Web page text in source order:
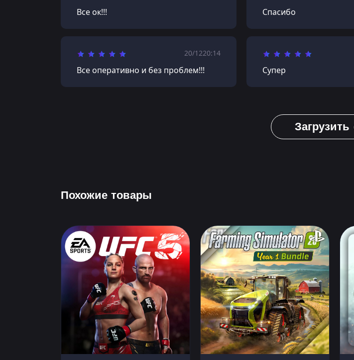
Все ок!!! Спасибо
20/1220:14
Все оперативно и без проблем!!! Супер
Похожие товары